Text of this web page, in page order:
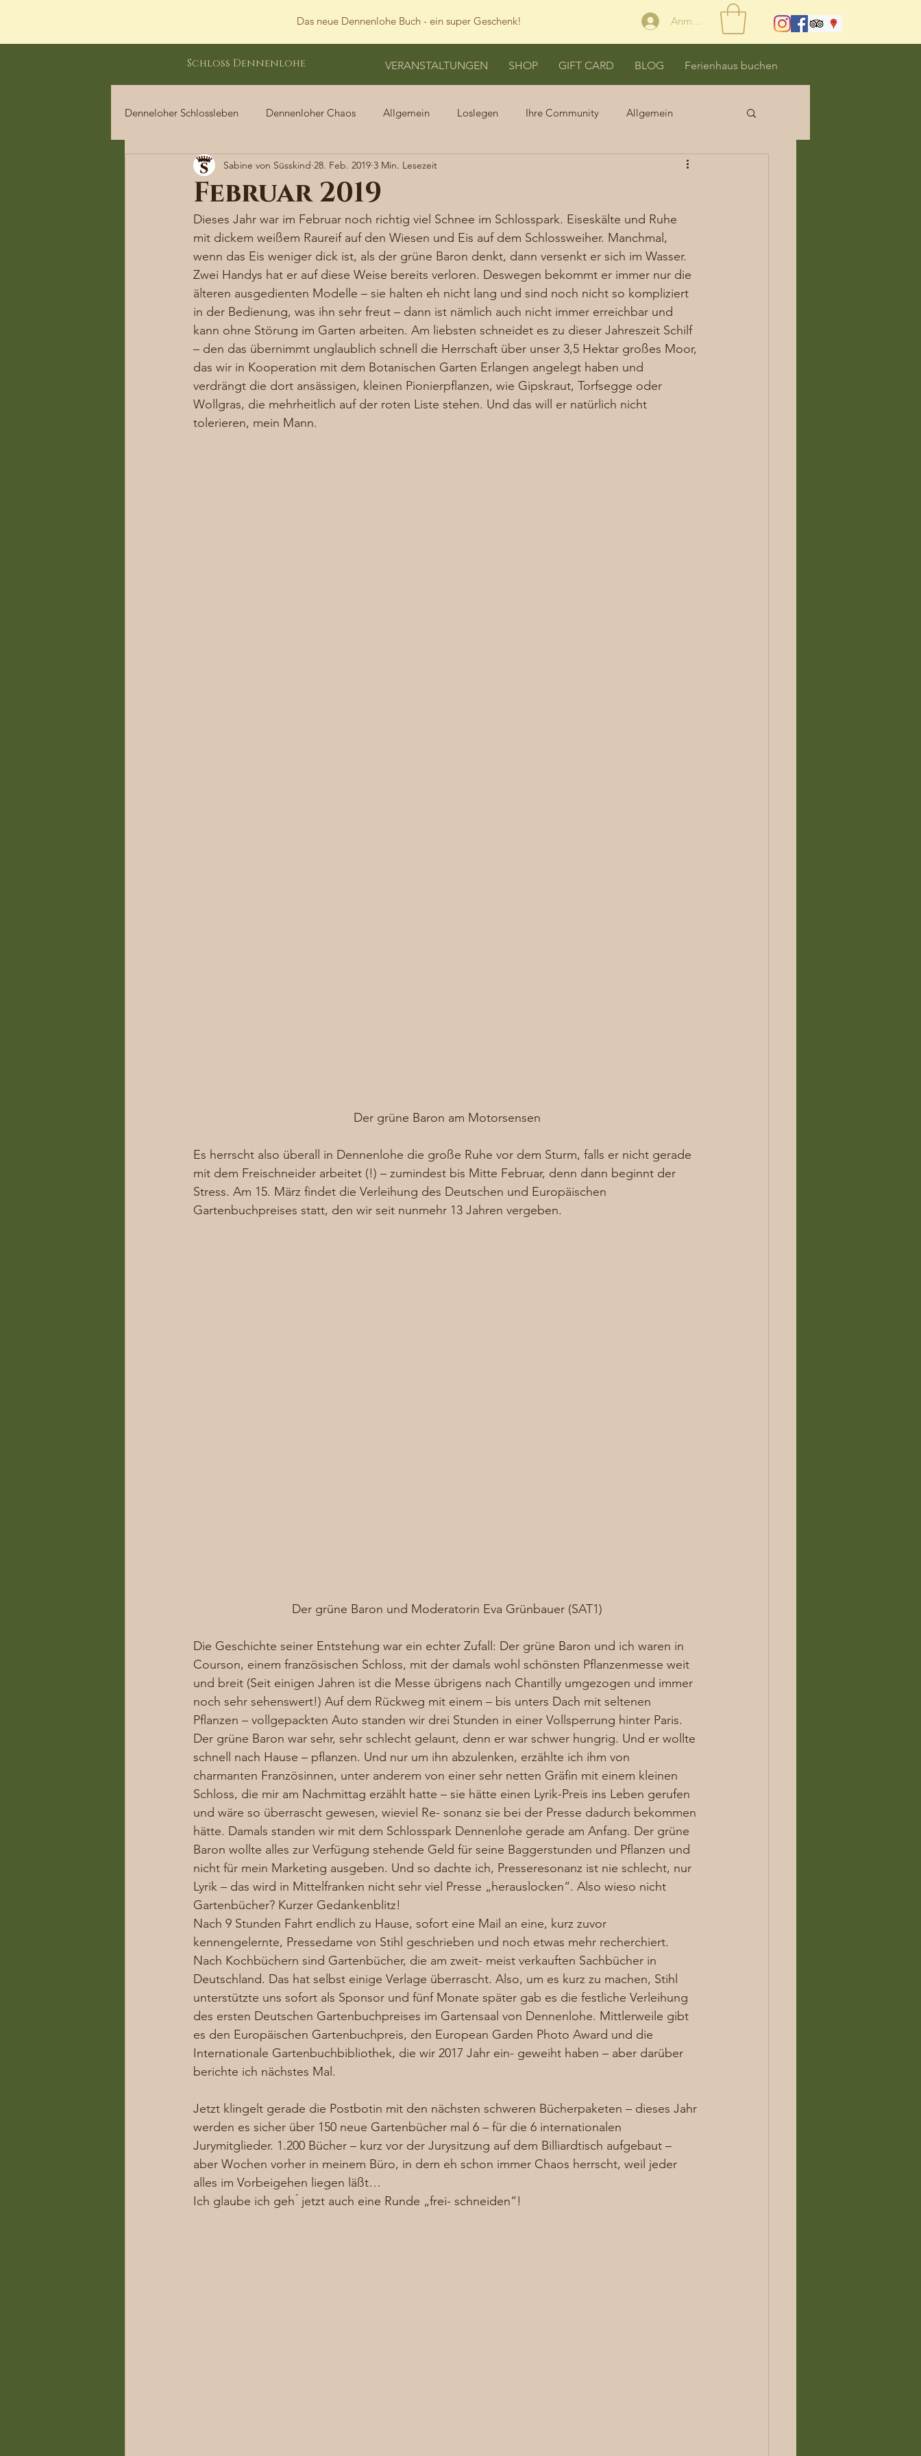
Das neue Dennenlohe Buch - ein super Geschenk! Anmelden
Schloss Dennenlohe VERANSTALTUNGEN SHOP GIFT CARD BLOG Ferienhaus buchen
Denneloher Schlossleben Dennenloher Chaos Allgemein Loslegen Ihre Community Allgemein
Dennenloher Schlossleben
Februar 2019
Sabine von Süsskind 28. Feb. 2019 3 Min. Lesezeit
Dieses Jahr war im Februar noch richtig viel Schnee im Schlosspark. Eiseskälte und Ruhe
mit dickem weißem Raureif auf den Wiesen und Eis auf dem Schlossweiher. Manchmal,
wenn das Eis weniger dick ist, als der grüne Baron denkt, dann versenkt er sich im Wasser.
Zwei Handys hat er auf diese Weise bereits verloren. Deswegen bekommt er immer nur die
älteren ausgedienten Modelle – sie halten eh nicht lang und sind noch nicht so kompliziert
in der Bedienung, was ihn sehr freut – dann ist nämlich auch nicht immer erreichbar und
kann ohne Störung im Garten arbeiten. Am liebsten schneidet es zu dieser Jahreszeit Schilf
– den das übernimmt unglaublich schnell die Herrschaft über unser 3,5 Hektar großes Moor,
das wir in Kooperation mit dem Botanischen Garten Erlangen angelegt haben und
verdrängt die dort ansässigen, kleinen Pionierpflanzen, wie Gipskraut, Torfsegge oder
Wollgras, die mehrheitlich auf der roten Liste stehen. Und das will er natürlich nicht
tolerieren, mein Mann.
Der grüne Baron am Motorsensen
Es herrscht also überall in Dennenlohe die große Ruhe vor dem Sturm, falls er nicht gerade
mit dem Freischneider arbeitet (!) – zumindest bis Mitte Februar, denn dann beginnt der
Stress. Am 15. März findet die Verleihung des Deutschen und Europäischen
Gartenbuchpreises statt, den wir seit nunmehr 13 Jahren vergeben.
Der grüne Baron und Moderatorin Eva Grünbauer (SAT1)
Die Geschichte seiner Entstehung war ein echter Zufall: Der grüne Baron und ich waren in
Courson, einem französischen Schloss, mit der damals wohl schönsten Pflanzenmesse weit
und breit (Seit einigen Jahren ist die Messe übrigens nach Chantilly umgezogen und immer
noch sehr sehenswert!) Auf dem Rückweg mit einem – bis unters Dach mit seltenen
Pflanzen – vollgepackten Auto standen wir drei Stunden in einer Vollsperrung hinter Paris.
Der grüne Baron war sehr, sehr schlecht gelaunt, denn er war schwer hungrig. Und er wollte
schnell nach Hause – pflanzen. Und nur um ihn abzulenken, erzählte ich ihm von
charmanten Französinnen, unter anderem von einer sehr netten Gräfin mit einem kleinen
Schloss, die mir am Nachmittag erzählt hatte – sie hätte einen Lyrik-Preis ins Leben gerufen
und wäre so überrascht gewesen, wieviel Re- sonanz sie bei der Presse dadurch bekommen
hätte. Damals standen wir mit dem Schlosspark Dennenlohe gerade am Anfang. Der grüne
Baron wollte alles zur Verfügung stehende Geld für seine Baggerstunden und Pflanzen und
nicht für mein Marketing ausgeben. Und so dachte ich, Presseresonanz ist nie schlecht, nur
Lyrik – das wird in Mittelfranken nicht sehr viel Presse „herauslocken“. Also wieso nicht
Gartenbücher? Kurzer Gedankenblitz!
Nach 9 Stunden Fahrt endlich zu Hause, sofort eine Mail an eine, kurz zuvor
kennengelernte, Pressedame von Stihl geschrieben und noch etwas mehr recherchiert.
Nach Kochbüchern sind Gartenbücher, die am zweit- meist verkauften Sachbücher in
Deutschland. Das hat selbst einige Verlage überrascht. Also, um es kurz zu machen, Stihl
unterstützte uns sofort als Sponsor und fünf Monate später gab es die festliche Verleihung
des ersten Deutschen Gartenbuchpreises im Gartensaal von Dennenlohe. Mittlerweile gibt
es den Europäischen Gartenbuchpreis, den European Garden Photo Award und die
Internationale Gartenbuchbibliothek, die wir 2017 Jahr ein- geweiht haben – aber darüber
berichte ich nächstes Mal.
Jetzt klingelt gerade die Postbotin mit den nächsten schweren Bücherpaketen – dieses Jahr
werden es sicher über 150 neue Gartenbücher mal 6 – für die 6 internationalen
Jurymitglieder. 1.200 Bücher – kurz vor der Jurysitzung auf dem Billiardtisch aufgebaut –
aber Wochen vorher in meinem Büro, in dem eh schon immer Chaos herrscht, weil jeder
alles im Vorbeigehen liegen läßt…
Ich glaube ich geh ́ jetzt auch eine Runde „frei- schneiden“!